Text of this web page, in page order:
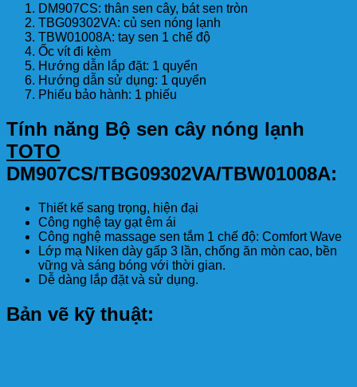
DM907CS: thân sen cây, bát sen tròn
TBG09302VA: củ sen nóng lạnh
TBW01008A: tay sen 1 chế độ
Ốc vít đi kèm
Hướng dẫn lắp đặt: 1 quyển
Hướng dẫn sử dụng: 1 quyển
Phiếu bảo hành: 1 phiếu
Tính năng Bộ sen cây nóng lạnh
TOTO
DM907CS/TBG09302VA/TBW01008A:
Thiết kế sang trọng, hiện đại
Công nghệ tay gạt êm ái
Công nghệ massage sen tắm 1 chế độ: Comfort Wave
Lớp mạ Niken dày gấp 3 lần, chống ăn mòn cao, bền
vững và sáng bóng với thời gian.
Dễ dàng lắp đặt và sử dụng.
Bản vẽ kỹ thuật: